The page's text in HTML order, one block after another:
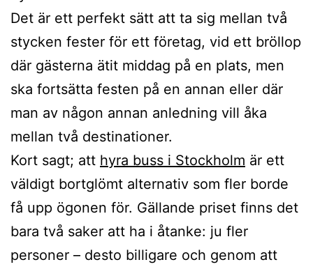
Det är ett perfekt sätt att ta sig mellan två
stycken fester för ett företag, vid ett bröllop
där gästerna ätit middag på en plats, men
ska fortsätta festen på en annan eller där
man av någon annan anledning vill åka
mellan två destinationer.
Kort sagt; att hyra buss i Stockholm är ett
väldigt bortglömt alternativ som fler borde
få upp ögonen för. Gällande priset finns det
bara två saker att ha i åtanke: ju fler
personer – desto billigare och genom att